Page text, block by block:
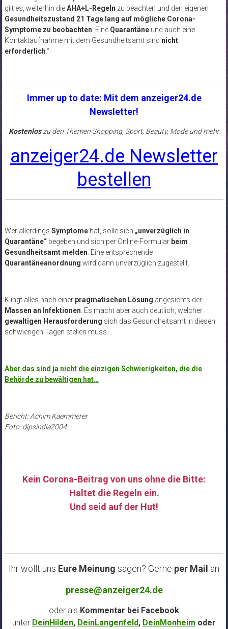
gilt es, weiterhin dieAHA+L-Regeln zu beachten und den eigenen
Gesundheitszustand 21 Tage lang auf mögliche Corona-
Symptome zu beobachten . Eine Quarantäneund auch eine
Kontaktaufnahme mit dem Gesundheitsamt sind nicht
erforderlich .“
Immer up to date: Mit dem anzeiger24.de
Newsletter!
Kostenloszu den Themen Shopping, Sport, Beauty, Mode und mehr
anzeiger24.de Newsletter
bestellen
Wer allerdings Symptomehat, solle sich „unverzüglich in
Quarantäne“begeben und sich per Online-Formular beim
Gesundheitsamt melden . Eine entsprechende
Quarantäneanordnung wird dann unverzüglich zugestellt.
Klingt alles nach einer pragmatischen Lösung angesichts der
Massen an Infektionen . Es macht aber auch deutlich, welcher
gewaltigen Herausforderung sich das Gesundheitsamt in diesen
schwierigen Tagen stellen muss…
Aber das sind ja nicht die einzigen Schwierigkeiten, die die
Behörde zu bewältigen hat…
Bericht: Achim Kaemmerer
Foto: dipsindia2004
Kein Corona-Beitrag von uns ohne die Bitte:
Haltet die Regeln ein.
Und seid auf der Hut!
Ihr wollt uns Eure Meinung sagen? Gerne per Mail an
presse@anzeiger24.de
oder als Kommentar bei Facebook
unter DeinHilden, DeinLangenfeld, DeinMonheim oder